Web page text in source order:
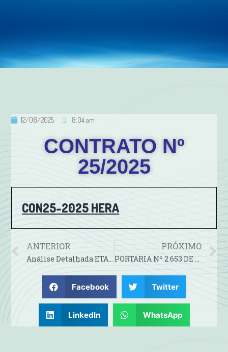
12/08/2025 8:04 am
CONTRATO Nº
25/2025
CON25-2025 HERA
ANTERIOR
Análise Detalhada ETA Volta Grande Julho 2025
PRÓXIMO
PORTARIA Nº 2.653 DE 29 DE JULHO DE 2025
Facebook Twitter
LinkedIn WhatsApp